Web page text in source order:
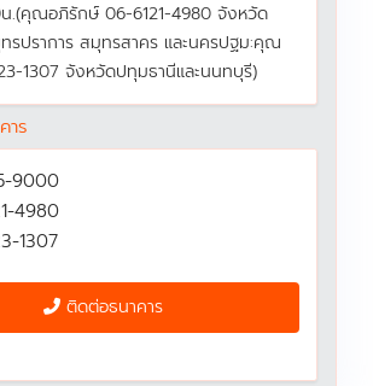
.(คุณอภิรักษ์ 06-6121-4980 จังหวัด
รปราการ สมุทรสาคร และนครปฐม:คุณ
1307 จังหวัดปทุมธานีและนนทบุรี)
าร
9000
4980
1307
ติดต่อธนาคาร